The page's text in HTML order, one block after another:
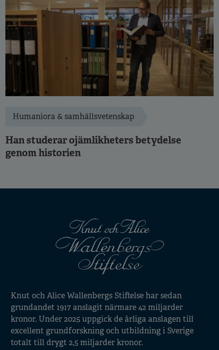
Humaniora & samhällsvetenskap
Han studerar ojämlikheters betydelse
genom historien
Knut och Alice Wallenbergs Stiftelse har sedan
grundandet 1917 anslagit närmare 42 miljarder
kronor. Under 2025 uppgick de årliga anslagen till
excellent grundforskning och utbildning i Sverige
totalt till drygt 2,5 miljarder kronor.